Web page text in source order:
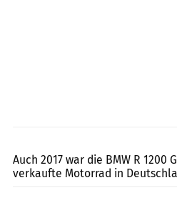
Auch 2017 war die BMW R 1200
verkaufte Motorrad in